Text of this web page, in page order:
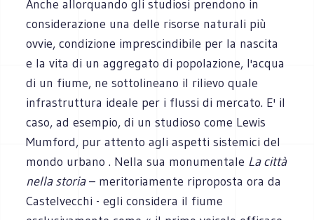
Anche allorquando gli studiosi prendono in
considerazione una delle risorse naturali più
ovvie, condizione imprescindibile per la nascita
e la vita di un aggregato di popolazione, l'acqua
di un fiume, ne sottolineano il rilievo quale
infrastruttura ideale per i flussi di mercato. E' il
caso, ad esempio, di un studioso come Lewis
Mumford, pur attento agli aspetti sistemici del
mondo urbano . Nella sua monumentale La città
nella storia– meritoriamente riproposta ora da
Castelvecchi - egli considera il fiume